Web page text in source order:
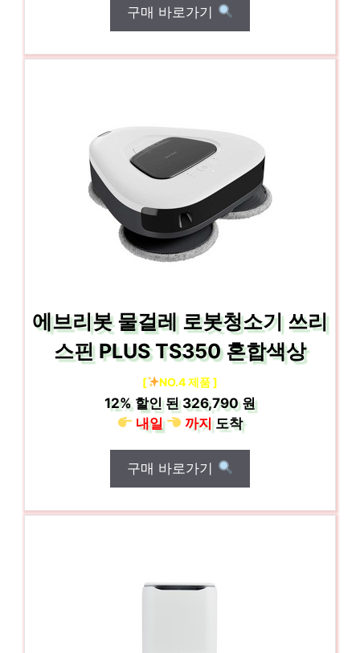
구매 바로가기
에브리봇 물걸레 로봇청소기 쓰리
스핀 PLUS TS350 혼합색상
[ NO.4 제품 ]
12% 할인 된326,790 원
내일
까지도착
구매 바로가기